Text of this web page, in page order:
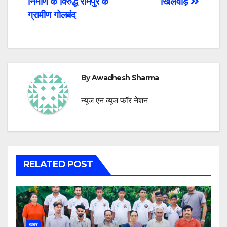
ग्रामीण गोलबंद
ByAwadhesh Sharma
न्यूज एन व्यूज फॉर नेशन
RELATED POST
खबर